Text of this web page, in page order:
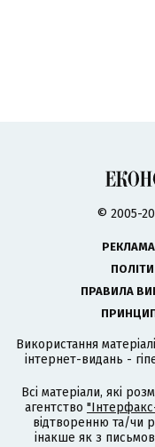
© 2005-
РЕКЛАМА
ПРАВИЛА
Використання
інтернет-видань -
Всі матеріали, які
агентство
відтворенню та/чи
інакше як з